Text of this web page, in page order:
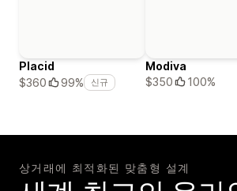
Placid
$360
99% 신규
Modiva
$350
100%
상거래에 최적화된 맞춤형 설계